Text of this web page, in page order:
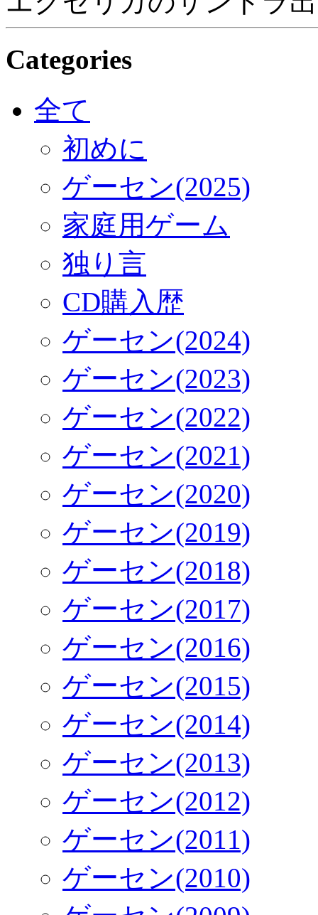
Categories
全て
初めに
ゲーセン(2025)
家庭用ゲーム
独り言
CD購入歴
ゲーセン(2024)
ゲーセン(2023)
ゲーセン(2022)
ゲーセン(2021)
ゲーセン(2020)
ゲーセン(2019)
ゲーセン(2018)
ゲーセン(2017)
ゲーセン(2016)
ゲーセン(2015)
ゲーセン(2014)
ゲーセン(2013)
ゲーセン(2012)
ゲーセン(2011)
ゲーセン(2010)